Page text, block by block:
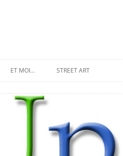
ET MOI… STREET ART
MR DJOUL ET SES ALIENS
STREET ART À PARIS